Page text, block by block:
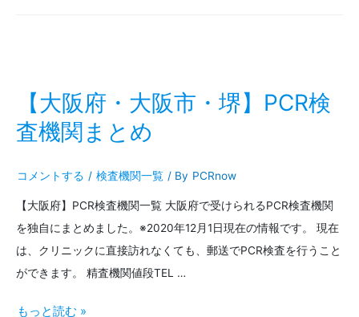
め
山・
今
PCR
検
査
機
関
【大阪府・大阪市・堺】PCR検
査機関まとめ
コメントする / 検査機関一覧 / By PCRnow
【大阪府】PCR検査機関一覧 大阪府で受けられるPCR検査機関
を独自にまとめました。※2020年12月1日現在の情報です。 現在
は、クリニックに直接訪れなくても、郵送でPCR検査を行うこと
ができます。 精査機関値段TEL …
【大
もっと読む »